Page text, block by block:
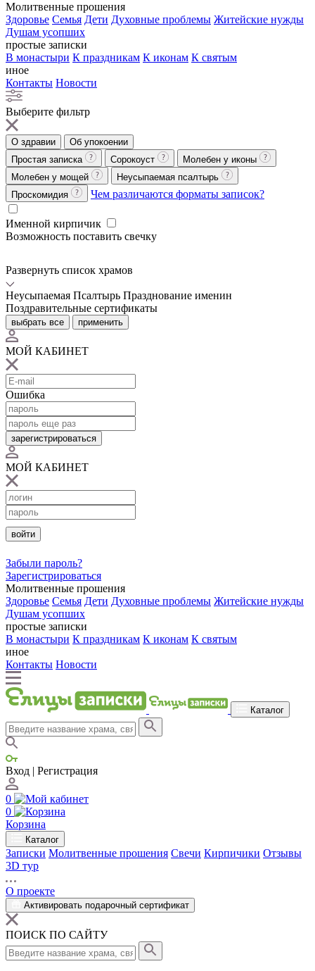
Молитвенные прошения
Здоровье Семья Дети Духовные проблемы Житейские нужды
Душам усопших
простые записки
В монастыри К праздникам К иконам К святым
иное
Контакты Новости
Выберите фильтр
О здравии
Об упокоении
Простая записка
Сорокоуст
Молебен у иконы
Молебен у мощей
Неусыпаемая псалтырь
Проскомидия
Чем различаются форматы записок?
Именной кирпичик
Возможность поставить свечку
Развернуть список храмов
Неусыпаемая Псалтырь Празднование именин
Поздравительные сертификаты
выбрать все применить
МОЙ КАБИНЕТ
Ошибка
зарегистрироваться
МОЙ КАБИНЕТ
войти
Забыли пароль?
Зарегистрироваться
Молитвенные прошения
Здоровье Семья Дети Духовные проблемы Житейские нужды
Душам усопших
простые записки
В монастыри К праздникам К иконам К святым
иное
Контакты Новости
Каталог
Вход | Регистрация
0
0
Корзина
Каталог
Записки Молитвенные прошения Свечи Кирпичики Отзывы
3D тур
О проекте
Активировать подарочный сертификат
ПОИСК ПО САЙТУ